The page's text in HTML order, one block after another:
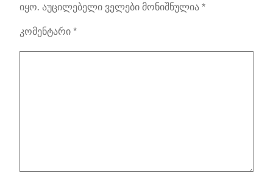
იყო. აუცილებელი ველები მონიშნულია *
კომენტარი *